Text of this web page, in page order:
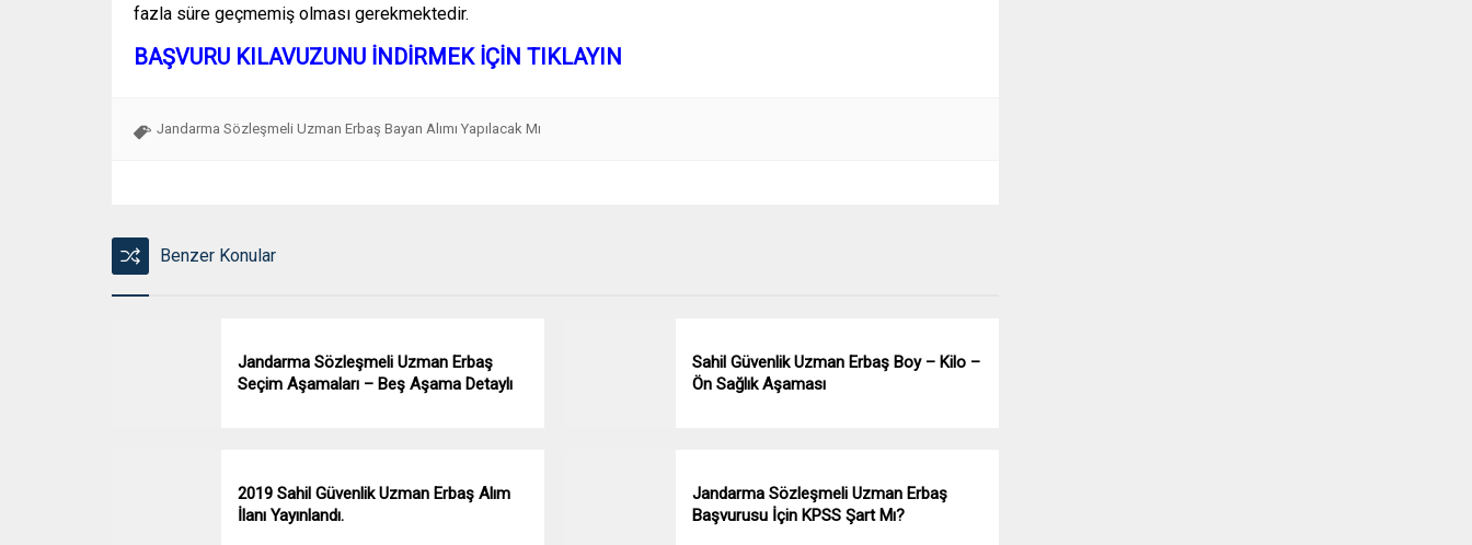
fazla süre geçmemiş olması gerekmektedir.
BAŞVURU KILAVUZUNU İNDİRMEK İÇİN TIKLAYIN
Jandarma Sözleşmeli Uzman Erbaş Bayan Alımı Yapılacak Mı
Benzer Konular
Jandarma Sözleşmeli Uzman Erbaş
Seçim Aşamaları – Beş Aşama Detaylı
Sahil Güvenlik Uzman Erbaş Boy – Kilo –
Ön Sağlık Aşaması
2019 Sahil Güvenlik Uzman Erbaş Alım
İlanı Yayınlandı.
Jandarma Sözleşmeli Uzman Erbaş
Başvurusu İçin KPSS Şart Mı?